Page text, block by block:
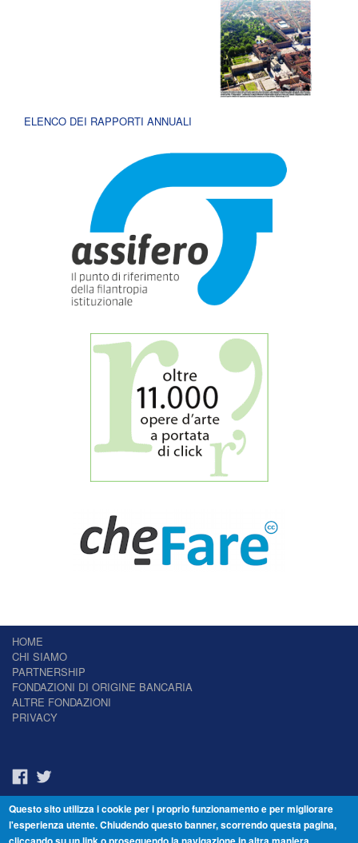
ELENCO DEI RAPPORTI ANNUALI
HOME
CHI SIAMO
PARTNERSHIP
FONDAZIONI DI ORIGINE BANCARIA
ALTRE FONDAZIONI
PRIVACY
Il Giornale delle Fondazioni - Periodico telematico
Reg. Tribunale n.7 del 22/07/2014 – ISSN 2421-2466
Questo sito utilizza i cookie per i proprio funzionamento e per migliorare
l'esperienza utente. Chiudendo questo banner, scorrendo questa pagina,